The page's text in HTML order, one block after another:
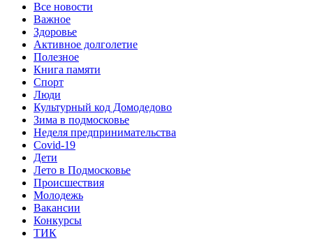
Все новости
Важное
Здоровье
Активное долголетие
Полезное
Книга памяти
Спорт
Люди
Культурный код Домодедово
Зима в подмосковье
Неделя предпринимательства
Covid-19
Дети
Лето в Подмосковье
Происшествия
Молодежь
Вакансии
Конкурсы
ТИК